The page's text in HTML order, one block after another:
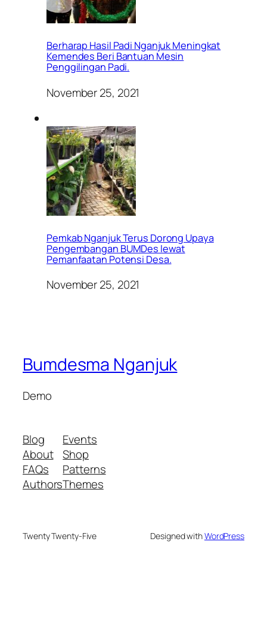
Berharap Hasil Padi Nganjuk Meningkat
Kemendes Beri Bantuan Mesin
Penggilingan Padi.
November 25, 2021
Pemkab Nganjuk Terus Dorong Upaya
Pengembangan BUMDes lewat
Pemanfaatan Potensi Desa.
November 25, 2021
Bumdesma Nganjuk
Demo
Blog
About
FAQs
Authors
Events
Shop
Patterns
Themes
Twenty Twenty-Five Designed withWordPress